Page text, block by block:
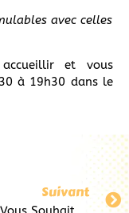
avec celles
et vous
à 19h30 dans le
Suivant